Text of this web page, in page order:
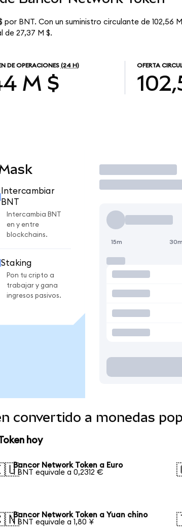
BNT. Con un suministro circulante de 102,56
27,37 M $.
DE OPERACIONES (24 H)
M $
OFERTA
Intercambiar
BNT
Intercambia BNT
en y entre
blockchains.
Staking
Pon tu cripto a
trabajar y gana
ingresos pasivos.
Operar
15m 30m
convertido a monedas
hoy
Bancor Network Token a Euro
1 BNT equivale a 0,2312 €
Bancor Network Token a Yuan chino
1 BNT equivale a 1,80 ¥